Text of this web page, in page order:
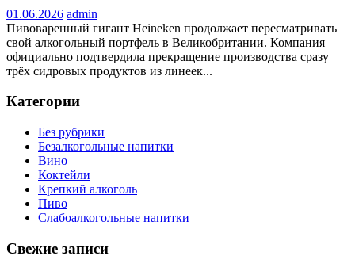
01.06.2026 admin
Пивоваренный гигант Heineken продолжает пересматривать
свой алкогольный портфель в Великобритании. Компания
официально подтвердила прекращение производства сразу
трёх сидровых продуктов из линеек...
Категории
Без рубрики
Безалкогольные напитки
Вино
Коктейли
Крепкий алкоголь
Пиво
Слабоалкогольные напитки
Свежие записи